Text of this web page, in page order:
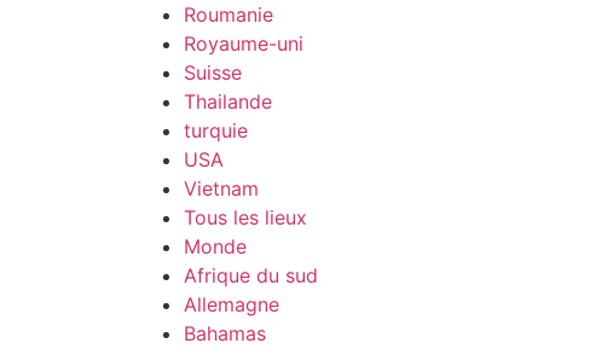
Roumanie
Royaume-uni
Suisse
Thailande
turquie
USA
Vietnam
Tous les lieux
Monde
Afrique du sud
Allemagne
Bahamas